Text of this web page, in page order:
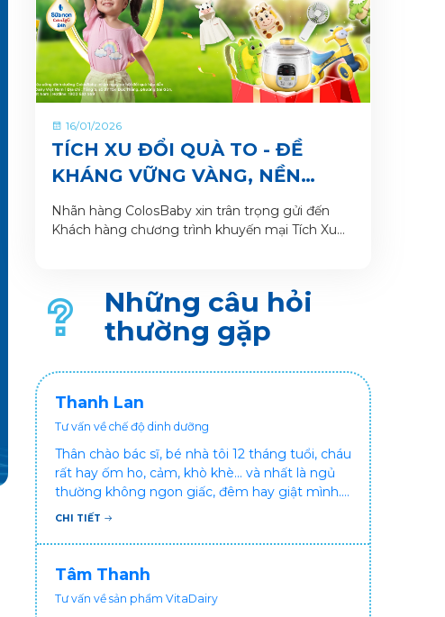
16/01/2026
TÍCH XU ĐỔI QUÀ TO - ĐỀ
KHÁNG VỮNG VÀNG, NỀN
TẢNG CAO LỚN CÙNG SỮA
BỘT PHA SẴN COLOSBABY
Nhãn hàng ColosBaby xin trân trọng gửi đến
Khách hàng chương trình khuyến mại Tích Xu
dành cho Khách hàng trên ứng dụng VitaDairy
Đổi muỗng nhận quà như sau:
Những câu hỏi
thường gặp
Thanh Lan
Tư vấn về chế độ dinh dưỡng
Thân chào bác sĩ, bé nhà tôi 12 tháng tuổi, cháu
rất hay ốm ho, cảm, khò khè... và nhất là ngủ
thường không ngon giấc, đêm hay giật mình.
Vậy xin hỏi bác sĩ, bé bị tình trạng vậy nên làm
ạ? Thấy cháu vậy gia đình ai cũng xót, mẹ cũng
cực vì chăm cháu hay ốm ạ?. Cảm ơn bác sĩ.
CHI TIẾT
Tâm Thanh
Tư vấn về sản phẩm VitaDairy